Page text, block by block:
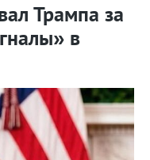
Трампа за
в